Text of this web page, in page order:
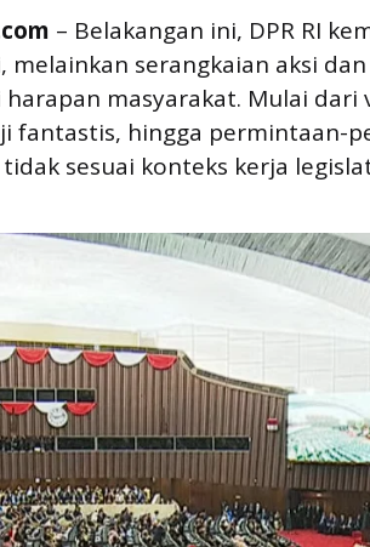
– Belakangan ini, DPR RI
melainkan serangkaian aksi
masyarakat. Mulai
fantastis, hingga permintaan-
tidak sesuai konteks kerja